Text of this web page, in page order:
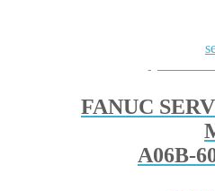
FANUC
A06B-